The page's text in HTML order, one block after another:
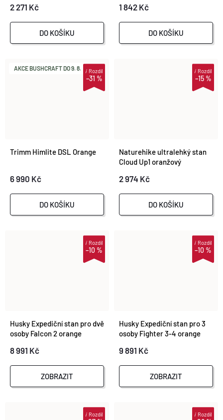
2 271 Kč
DO KOŠÍKU
1 842 Kč
DO KOŠÍKU
AKCE BUSHCRAFT DO 9. 8.
–31 %
iRozdíl
Trimm Himlite DSL Orange
6 990 Kč
DO KOŠÍKU
–15 %
iRozdíl
Naturehike ultralehký stan
Cloud Up1 oranžový
2 974 Kč
DO KOŠÍKU
–10 %
iRozdíl
Husky Expediční stan pro dvě
osoby Falcon 2 orange
8 991 Kč
ZOBRAZIT
–10 %
iRozdíl
Husky Expediční stan pro 3
osoby Fighter 3-4 orange
9 891 Kč
ZOBRAZIT
iRozdíl iRozdíl